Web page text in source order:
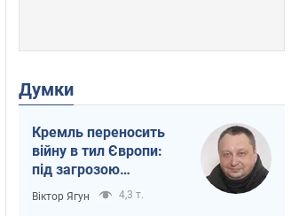
Думки
Кремль переносить
війну в тил Європи:
під загрозою
критична логістика
Віктор Ягун 4,3 т.